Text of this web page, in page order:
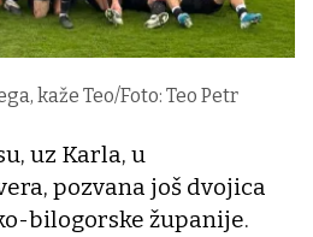
kaže Teo/Foto: Teo Petr
uz Karla, u
pozvana još dvojica
bilogorske županije.